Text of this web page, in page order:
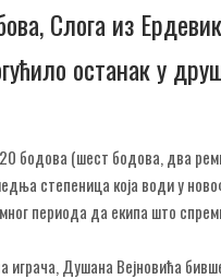
Слога из
останак у
бодова (шест бодова, два
степеница која води у
периода да екипа што
Душана Вејновића